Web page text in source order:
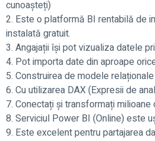
cunoașteți)
2. Este o platformă BI rentabilă de
instalată gratuit.
3. Angajații își pot vizualiza datele
4. Pot importa date din aproape
5. Construirea de modele
6. Cu utilizarea DAX (Expresii de
7. Conectați și transformați milioane
8. Serviciul Power BI (Online) este
9. Este excelent pentru partajarea